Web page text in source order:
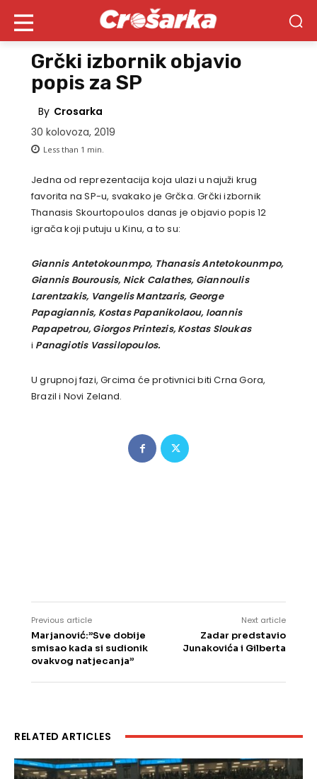
Grčki izbornik objavio
popis za SP
By Crosarka
30 kolovoza, 2019
Less than 1 min.
Jedna od reprezentacija koja ulazi u najuži krug
favorita na SP-u, svakako je Grčka. Grčki izbornik
Thanasis Skourtopoulos danas je objavio popis 12
igrača koji putuju u Kinu, a to su:
Giannis Antetokounmpo, Thanasis Antetokounmpo,
Giannis Bourousis, Nick Calathes, Giannoulis
Larentzakis, Vangelis Mantzaris, George
Papagiannis, Kostas Papanikolaou, Ioannis
Papapetrou, Giorgos Printezis, Kostas Sloukas
i Panagiotis Vassilopoulos.
U grupnoj fazi, Grcima će protivnici biti Crna Gora,
Brazil i Novi Zeland.
Previous article
Marjanović:”Sve dobije
smisao kada si sudionik
ovakvog natjecanja”
Next article
Zadar predstavio
Junakovića i Gilberta
RELATED ARTICLES